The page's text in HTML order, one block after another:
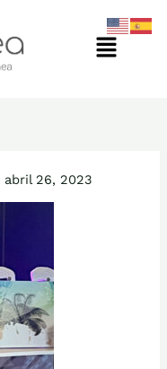
Menú
abril 26, 2023